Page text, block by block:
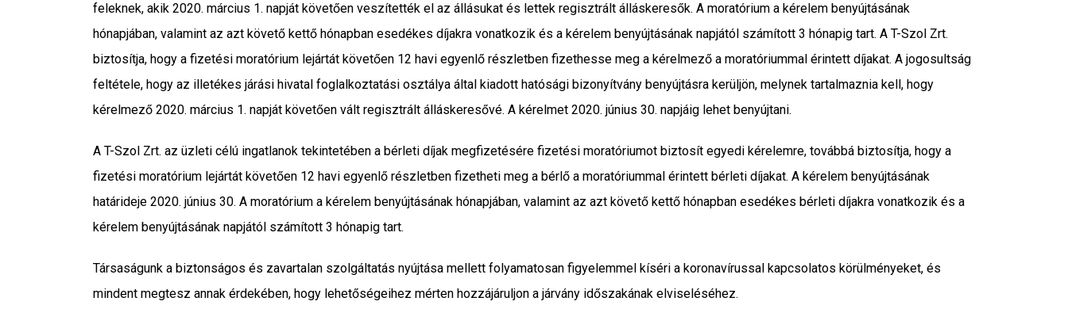
feleknek, akik 2020. március 1. napját követően veszítették el az állásukat és lettek regisztrált álláskeresők. A moratórium a kérelem benyújtásának
hónapjában, valamint az azt követő kettő hónapban esedékes díjakra vonatkozik és a kérelem benyújtásának napjától számított 3 hónapig tart. A T-Szol Zrt.
biztosítja, hogy a fizetési moratórium lejártát követően 12 havi egyenlő részletben fizethesse meg a kérelmező a moratóriummal érintett díjakat. A jogosultság
feltétele, hogy az illetékes járási hivatal foglalkoztatási osztálya által kiadott hatósági bizonyítvány benyújtásra kerüljön, melynek tartalmaznia kell, hogy
kérelmező 2020. március 1. napját követően vált regisztrált álláskeresővé. A kérelmet 2020. június 30. napjáig lehet benyújtani.
A T-Szol Zrt. az üzleti célú ingatlanok tekintetében a bérleti díjak megfizetésére fizetési moratóriumot biztosít egyedi kérelemre, továbbá biztosítja, hogy a
fizetési moratórium lejártát követően 12 havi egyenlő részletben fizetheti meg a bérlő a moratóriummal érintett bérleti díjakat. A kérelem benyújtásának
határideje 2020. június 30. A moratórium a kérelem benyújtásának hónapjában, valamint az azt követő kettő hónapban esedékes bérleti díjakra vonatkozik és a
kérelem benyújtásának napjától számított 3 hónapig tart.
Társaságunk a biztonságos és zavartalan szolgáltatás nyújtása mellett folyamatosan figyelemmel kíséri a koronavírussal kapcsolatos körülményeket, és
mindent megtesz annak érdekében, hogy lehetőségeihez mérten hozzájáruljon a járvány időszakának elviseléséhez.